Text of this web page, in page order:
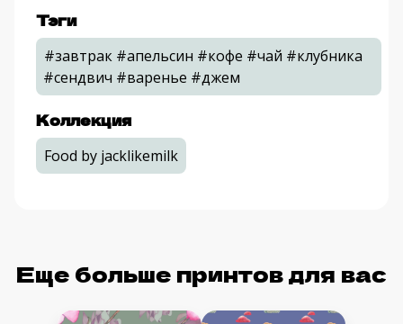
Тэги
#завтрак #апельсин #кофе #чай #клубника
#сендвич #варенье #джем
Коллекция
Food by jacklikemilk
Еще больше принтов для вас